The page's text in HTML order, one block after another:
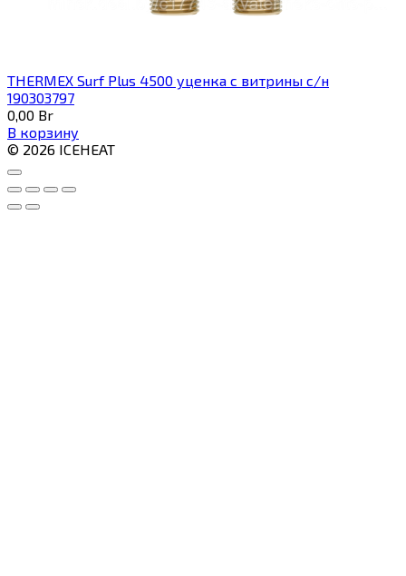
THERMEX Surf Plus 4500 уценка с витрины с/н
190303797
0,00 Br
В корзину
© 2026 ICEHEAT